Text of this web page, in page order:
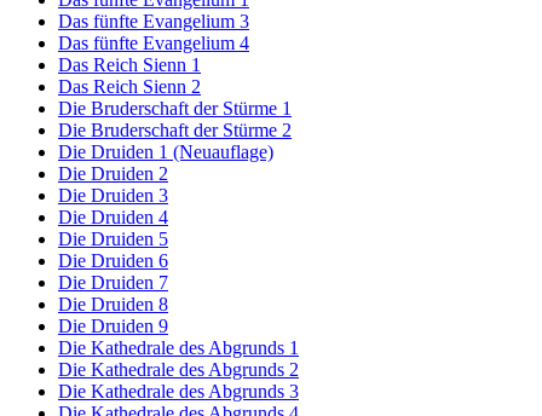
Das fünfte Evangelium 3
Das fünfte Evangelium 4
Das Reich Sienn 1
Das Reich Sienn 2
Die Bruderschaft der Stürme 1
Die Bruderschaft der Stürme 2
Die Druiden 1 (Neuauflage)
Die Druiden 2
Die Druiden 3
Die Druiden 4
Die Druiden 5
Die Druiden 6
Die Druiden 7
Die Druiden 8
Die Druiden 9
Die Kathedrale des Abgrunds 1
Die Kathedrale des Abgrunds 2
Die Kathedrale des Abgrunds 3